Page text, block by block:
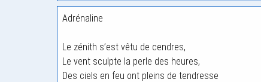
Adrénaline
Le zénith s’est vêtu de cendres,
Le vent sculpte la perle des heures,
Des ciels en feu ont pleins de tendresse